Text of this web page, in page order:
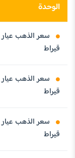
الوحدة
قيراط
قيراط
قيراط